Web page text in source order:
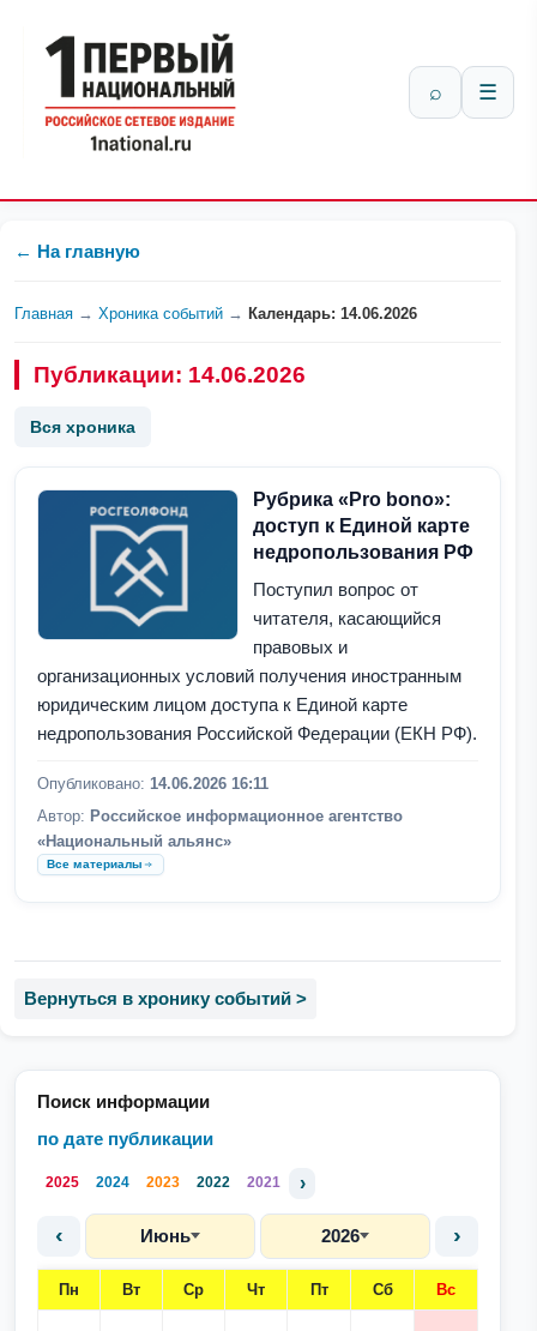
⌕ ☰
Поиск информации
по дате публикации
2025 2024 2023 2022 2021 ›
‹ Июнь 2026 ›
Пн Вт Ср Чт Пт Сб Вс
← На главную
Главная → Хроника событий → Календарь: 14.06.2026
Публикации: 14.06.2026
Вся хроника
Рубрика «Pro bono»:
доступ к Единой карте
недропользования РФ
Поступил вопрос от
читателя, касающийся
правовых и
организационных условий получения иностранным
юридическим лицом доступа к Единой карте
недропользования Российской Федерации (ЕКН РФ).
Опубликовано: 14.06.2026 16:11
Автор: Российское информационное агентство
«Национальный альянс»
Все материалы
Вернуться в хронику событий >